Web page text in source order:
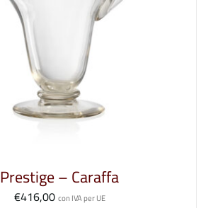
Prestige – Caraffa
€416,00 con IVA per UE